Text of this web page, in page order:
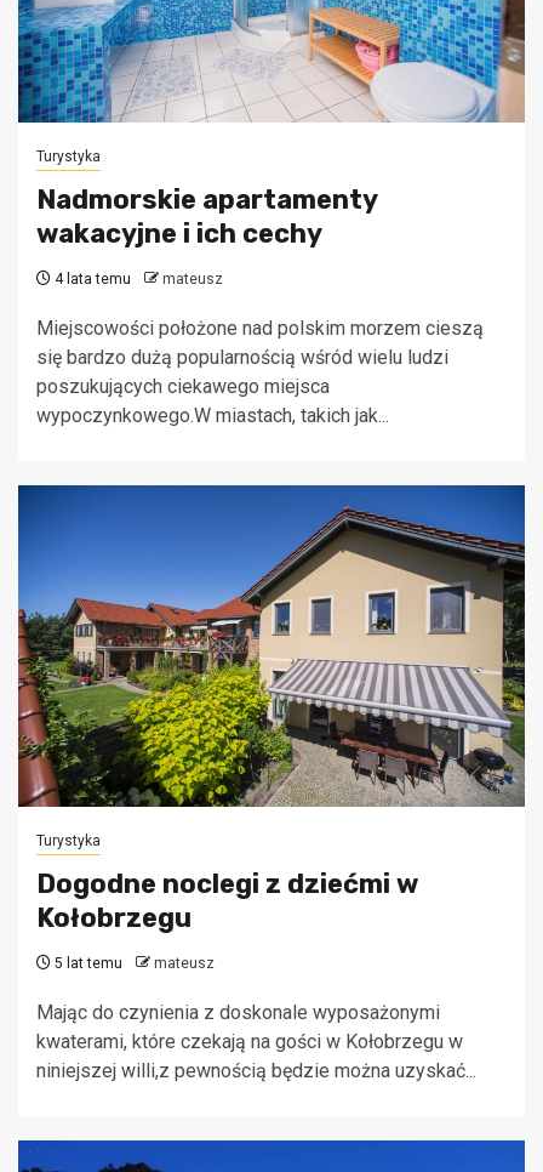
Turystyka
Nadmorskie apartamenty
wakacyjne i ich cechy
4 lata temu mateusz
Miejscowości położone nad polskim morzem cieszą
się bardzo dużą popularnością wśród wielu ludzi
poszukujących ciekawego miejsca
wypoczynkowego.W miastach, takich jak...
Turystyka
Dogodne noclegi z dziećmi w
Kołobrzegu
5 lat temu mateusz
Mając do czynienia z doskonale wyposażonymi
kwaterami, które czekają na gości w Kołobrzegu w
niniejszej willi,z pewnością będzie można uzyskać...